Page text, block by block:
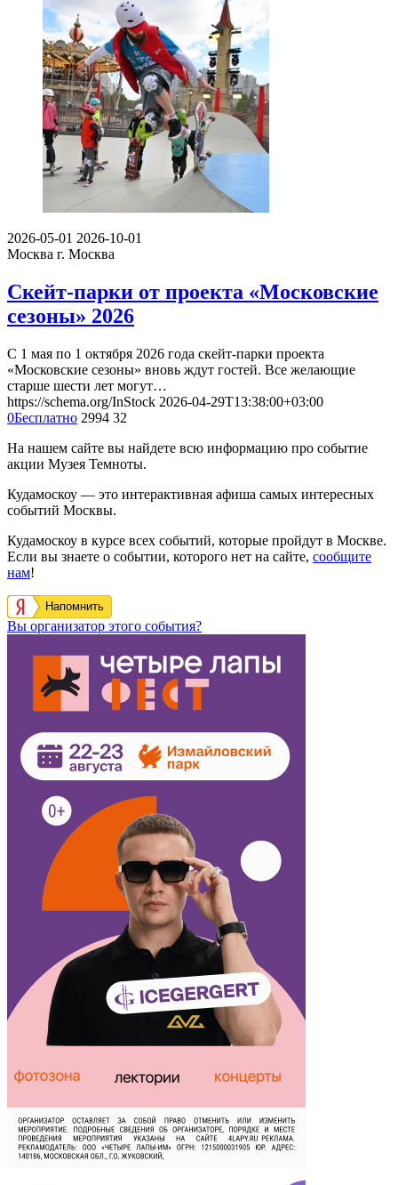
2026-05-01 2026-10-01
Москва г. Москва
Скейт-парки от проекта «Московские
сезоны» 2026
С 1 мая по 1 октября 2026 года скейт-парки проекта
«Московские сезоны» вновь ждут гостей. Все желающие
старше шести лет могут…
https://schema.org/InStock 2026-04-29T13:38:00+03:00
0Бесплатно 2994 32
На нашем сайте вы найдете всю информацию про событие
акции Музея Темноты.
Кудамоскоу — это интерактивная афиша самых интересных
событий Москвы.
Кудамоскоу в курсе всех событий, которые пройдут в Москве.
Если вы знаете о событии, которого нет на сайте, сообщите
нам!
Напомнить
Вы организатор этого события?